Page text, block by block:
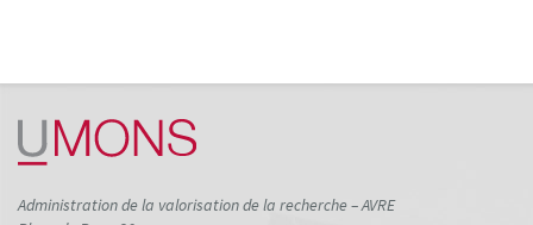
Administration de la valorisation de la recherche – AVRE